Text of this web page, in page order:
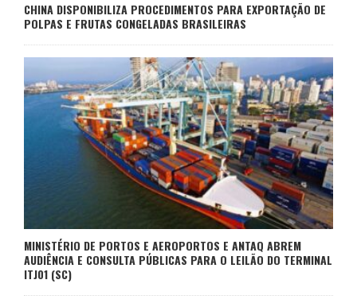
CHINA DISPONIBILIZA PROCEDIMENTOS PARA EXPORTAÇÃO DE
POLPAS E FRUTAS CONGELADAS BRASILEIRAS
MINISTÉRIO DE PORTOS E AEROPORTOS E ANTAQ ABREM
AUDIÊNCIA E CONSULTA PÚBLICAS PARA O LEILÃO DO TERMINAL
ITJ01 (SC)